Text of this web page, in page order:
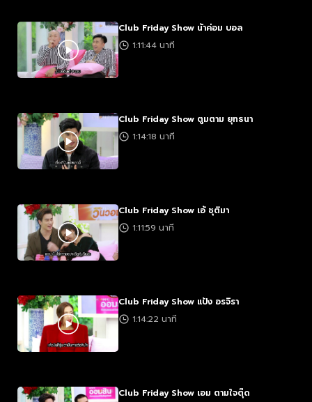
Club Friday Show น้าค่อม บอล
1:11:44 นาที
Club Friday Show ตูมตาม ยุทธนา
1:14:18 นาที
Club Friday Show เอ้ ชุติมา
1:11:59 นาที
Club Friday Show แป้ง อรจิรา
1:14:22 นาที
Club Friday Show เอม ตามใจตุ๊ด